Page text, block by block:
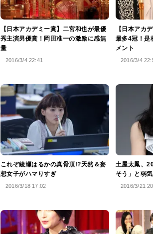
【日本アカデミー賞】二宮和也が最優
秀主演男優賞！岡田准一の激励に感無
量
2016/3/4 22:41
【日本アカ
最多4冠！是
メント
2016/3/4
これぞ綾瀬はるかの真骨頂!?天然＆妄
想女子がハマりすぎ
2016/3/18 17:02
土屋太鳳、
そう」と弱気
2016/3/21